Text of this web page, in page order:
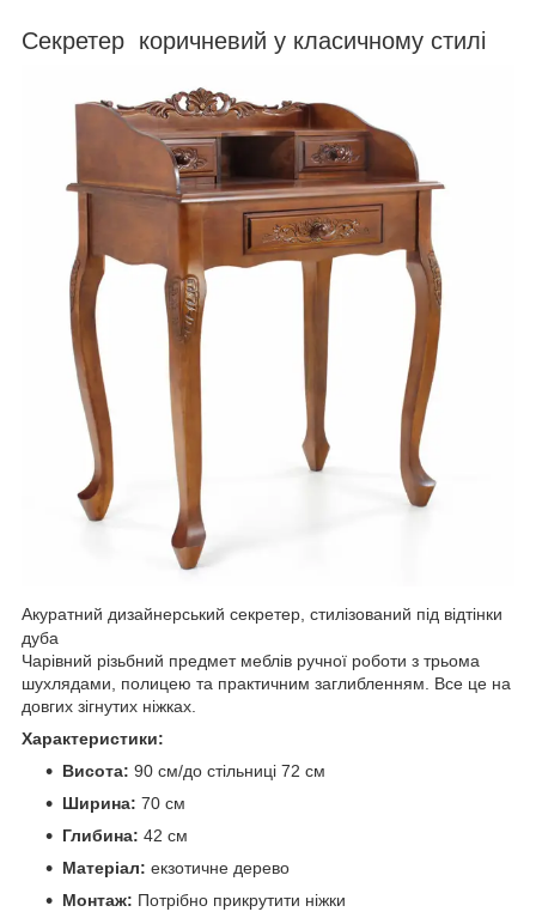
Секретер коричневий у класичному стилі
Акуратний дизайнерський секретер, стилізований під відтінки
дуба
Чарівний різьбний предмет меблів ручної роботи з трьома
шухлядами, полицею та практичним заглибленням. Все це на
довгих зігнутих ніжках.
Характеристики:
Висота: 90 см/до стільниці 72 см
Ширина: 70 см
Глибина: 42 см
Матеріал: екзотичне дерево
Монтаж: Потрібно прикрутити ніжки